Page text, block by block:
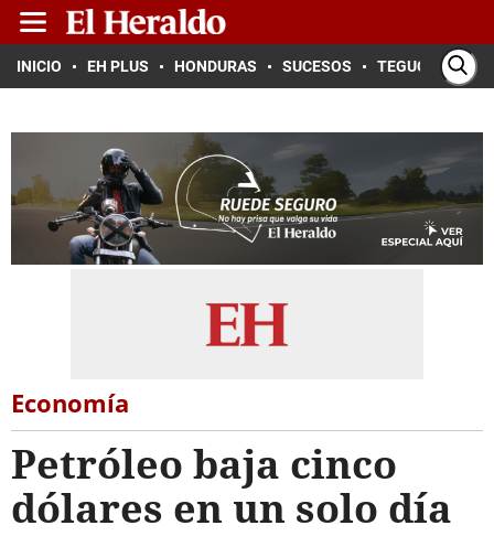
INICIO EH PLUS HONDURAS SUCESOS TEGUCIGALPA
Economía
Petróleo baja cinco
dólares en un solo día